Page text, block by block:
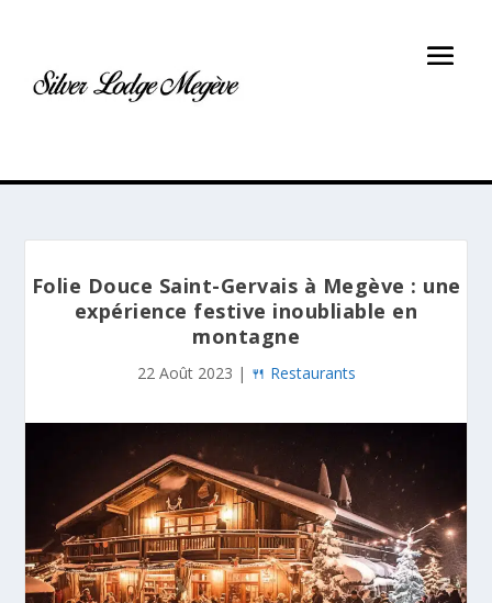
Folie Douce Saint-Gervais à Megève : une
expérience festive inoubliable en
montagne
22 Août 2023 | 🍴 Restaurants